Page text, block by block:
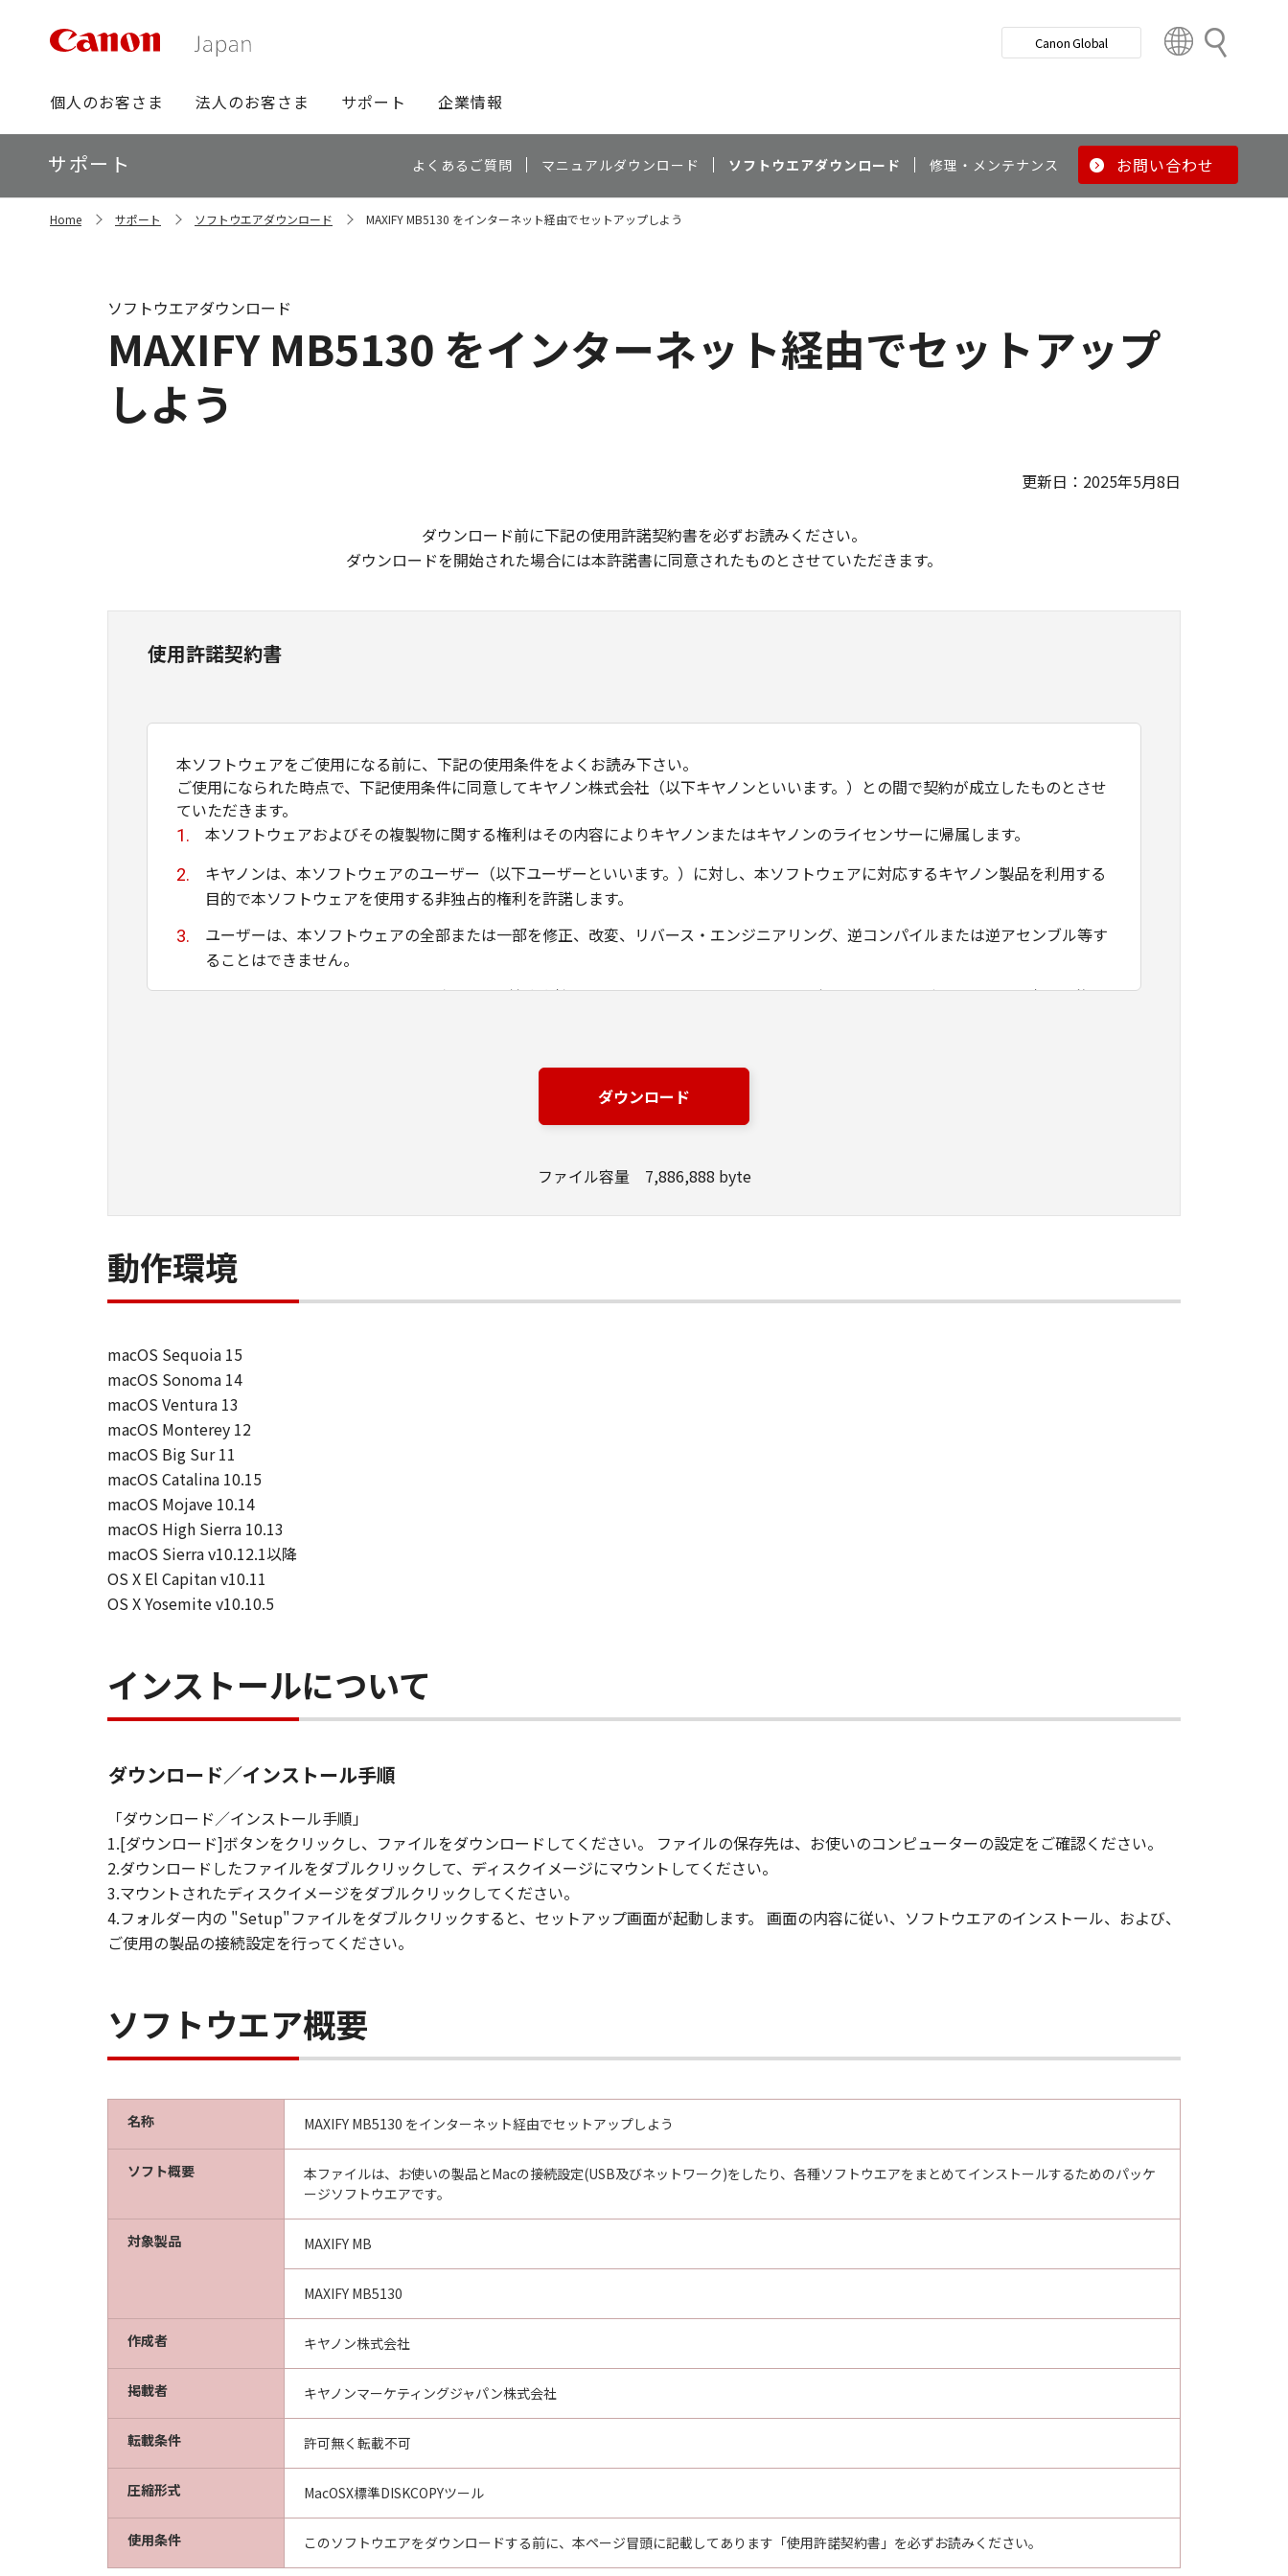
検
グ
ロ
ー
バ
ビ
個人のお客さま 法人のお客さま サポート 企業情報
Canon Global
t
y
ロ
ー
カ
ル
サポート よくあるご質問 マニュアルダウンロード ソフトウエアダウンロード 修理・メンテナンス お問い合わせ
Home サポート ソフトウエアダウンロード MAXIFY MB5130 をインターネット経由でセットアップしよう
MAXIFY MB5130 をインターネット経由でセットアップ
しよう
ソフトウエアダウンロード
更新日：2025年5月8日
ダウンロード前に下記の使用許諾契約書を必ずお読みください。
ダウンロードを開始された場合には本許諾書に同意されたものとさせていただきます。
使用許諾契約書
本ソフトウェアをご使用になる前に、下記の使用条件をよくお読み下さい。
ご使用になられた時点で、下記使用条件に同意してキヤノン株式会社（以下キヤノンといいます。）との間で契約が成立したものとさせ
ていただきます。
本ソフトウェアおよびその複製物に関する権利はその内容によりキヤノンまたはキヤノンのライセンサーに帰属します。
キヤノンは、本ソフトウェアのユーザー（以下ユーザーといいます。）に対し、本ソフトウェアに対応するキヤノン製品を利用する
目的で本ソフトウェアを使用する非独占的権利を許諾します。
ユーザーは、本ソフトウェアの全部または一部を修正、改変、リバース・エンジニアリング、逆コンパイルまたは逆アセンブル等す
ることはできません。
キヤノン、キヤノンマーケティングジャパン株式会社およびキヤノンのライセンサーは、本ソフトウェアがユーザーの特定の目的の
て生ずる直接的または間接的な損失、損害等について、いかなる場合においても一切の責任を負いません。
ダウンロード
ファイル容量 7,886,888 byte
動作環境
macOS Sequoia 15
macOS Sonoma 14
macOS Ventura 13
macOS Monterey 12
macOS Big Sur 11
macOS Catalina 10.15
macOS Mojave 10.14
macOS High Sierra 10.13
macOS Sierra v10.12.1以降
OS X El Capitan v10.11
OS X Yosemite v10.10.5
インストールについて
ダウンロード／インストール手順
「ダウンロード／インストール手順」
1.[ダウンロード]ボタンをクリックし、ファイルをダウンロードしてください。 ファイルの保存先は、お使いのコンピューターの設定をご確認ください。
2.ダウンロードしたファイルをダブルクリックして、ディスクイメージにマウントしてください。
3.マウントされたディスクイメージをダブルクリックしてください。
4.フォルダー内の "Setup"ファイルをダブルクリックすると、セットアップ画面が起動します。 画面の内容に従い、ソフトウエアのインストール、および、
ご使用の製品の接続設定を行ってください。
ソフトウエア概要
名称 MAXIFY MB5130 をインターネット経由でセットアップしよう
ソフト概要
本ファイルは、お使いの製品とMacの接続設定(USB及びネットワーク)をしたり、各種ソフトウエアをまとめてインストールするためのパッケ
ージソフトウエアです。
対象製品 MAXIFY MB
MAXIFY MB5130
作成者 キヤノン株式会社
掲載者 キヤノンマーケティングジャパン株式会社
転載条件 許可無く転載不可
圧縮形式 MacOSX標準DISKCOPYツール
使用条件 このソフトウエアをダウンロードする前に、本ページ冒頭に記載してあります「使用許諾契約書」を必ずお読みください。